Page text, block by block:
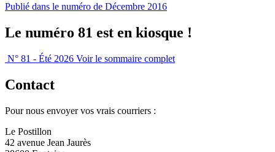
Publié dans le numéro de Décembre 2016
Le numéro 81 est en kiosque !
N° 81 - Été 2026 Voir le sommaire complet
Contact
Pour nous envoyer vos vrais courriers :
Le Postillon
42 avenue Jean Jaurès